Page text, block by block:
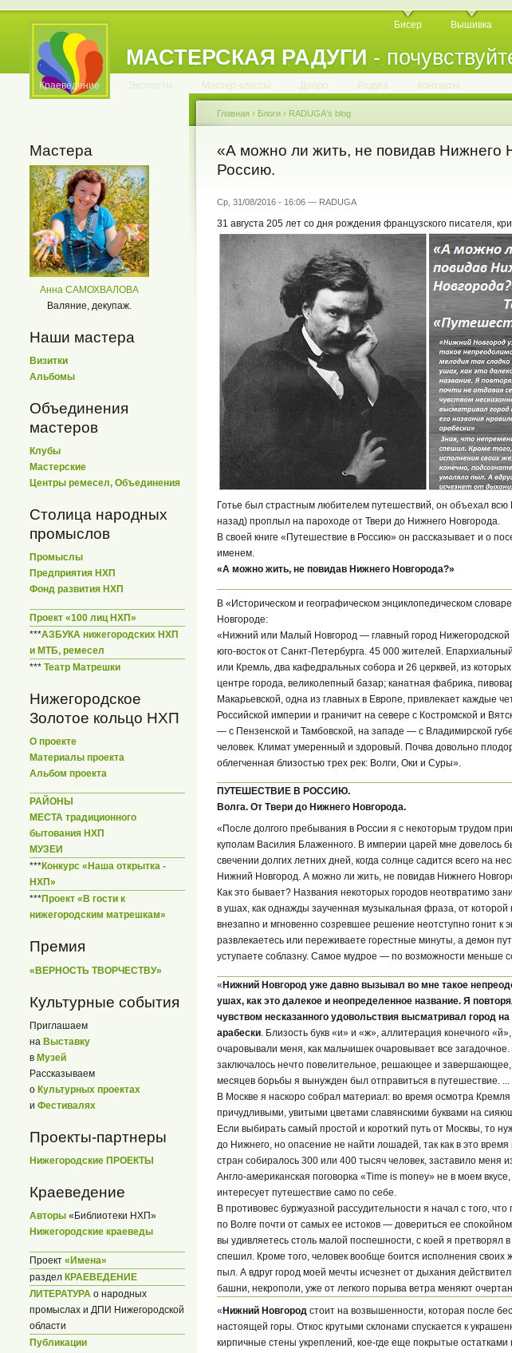
МАСТЕРСКАЯ РАДУГИ -
Бисер Вышивка
. . . . . . . . . . . . . . . .
Краеведение Эксперты Мастер-классы Добро Радуга Контакты
Мастера
Анна САМОХВАЛОВА
Валяние, декупаж.
Наши мастера
Визитки
Альбомы
Объединения
мастеров
Клубы
Мастерские
Центры ремесел, Объединения
Столица народных
промыслов
Промыслы
Предприятия НХП
Фонд развития НХП
Проект «100 лиц НХП»
***АЗБУКА нижегородских НХП
и МТБ, ремесел
*** Театр Матрешки
Нижегородское
Золотое кольцо НХП
О проекте
Материалы проекта
Альбом проекта
РАЙОНЫ
МЕСТА традиционного
бытования НХП
МУЗЕИ
***Конкурс «Наша открытка -
НХП»
***Проект «В гости к
нижегородским матрешкам»
Премия
«ВЕРНОСТЬ ТВОРЧЕСТВУ»
Культурные события
Приглашаем
на Выставку
в Музей
Рассказываем
о Культурных проектах
и Фестивалях
Проекты-партнеры
Нижегородские ПРОЕКТЫ
Краеведение
Авторы «Библиотеки НХП»
Нижегородские краеведы
Проект «Имена»
раздел КРАЕВЕДЕНИЕ
ЛИТЕРАТУРА о народных
промыслах и ДПИ Нижегородской
области
Публикации
Главная › Блоги › RADUGA's blog
«А можно ли жить, не повидав Нижнего
Россию.
Ср, 31/08/2016 - 16:06 — RADUGA
31 августа 205 лет со дня рождения французского писателя,
Готье был страстным любителем путешествий, он объехал всю
назад) проплыл на пароходе от Твери до Нижнего Новгорода.
В своей книге «Путешествие в Россию» он рассказывает и о
именем.
«А можно жить, не повидав Нижнего Новгорода?»
В «Историческом и географическом энциклопедическом
Новгороде:
«Нижний или Малый Новгород — главный город Нижегородской
юго-восток от Санкт-Петербурга. 45 000 жителей.
или Кремль, два кафедральных собора и 26 церквей, из
центре города, великолепный базар; канатная фабрика,
Макарьевской, одна из главных в Европе, привлекает каждые
Российской империи и граничит на севере с Костромской и
— с Пензенской и Тамбовской, на западе — с Владимирской
человек. Климат умеренный и здоровый. Почва довольно
облегченная близостью трех рек: Волги, Оки и Суры».
ПУТЕШЕСТВИЕ В РОССИЮ.
Волга. От Твери до Нижнего Новгорода.
«После долгого пребывания в России я с некоторым трудом
куполам Василия Блаженного. В империи царей мне довелось
свечении долгих летних дней, когда солнце садится всего на
Нижний Новгород. А можно ли жить, не повидав Нижнего
Как это бывает? Названия некоторых городов неотвратимо
в ушах, как однажды заученная музыкальная фраза, от
внезапно и мгновенно созревшее решение неотступно гонит к
развлекаетесь или переживаете горестные минуты, а демон
уступаете соблазну. Самое мудрое — по возможности меньше
«Нижний Новгород уже давно вызывал во мне такое
ушах, как это далекое и неопределенное название. Я
чувством несказанного удовольствия высматривал город
арабески . Близость букв «и» и «ж», аллитерация конечного
очаровывали меня, как мальчишек очаровывает все
заключалось нечто повелительное, решающее и завершающее,
месяцев борьбы я вынужден был отправиться в путешествие. ...
В Москве я наскоро собрал материал: во время осмотра
причудливыми, увитыми цветами славянскими буквами на
Если выбирать самый простой и короткий путь от Москвы, то
до Нижнего, но опасение не найти лошадей, так как в это
стран собиралось 300 или 400 тысяч человек, заставило меня
Англо-американская поговорка «Time is money» не в моем
интересует путешествие само по себе.
В противовес буржуазной рассудительности я начал с того,
по Волге почти от самых ее истоков — довериться ее
вы удивляетесь столь малой поспешности, с коей я
спешил. Кроме того, человек вообще боится исполнения
пыл. А вдруг город моей мечты исчезнет от дыхания
башни, некрополи, уже от легкого порыва ветра меняют
« Нижний Новгород стоит на возвышенности, которая после
настоящей горы. Откос крутыми склонами спускается к
кирпичные стены укреплений, кое-где еще покрытые